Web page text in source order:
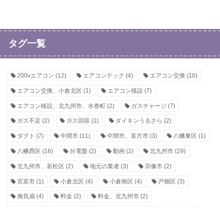
タグ一覧
200vエアコン (12) エアコンテック (4) エアコン交換 (10)
エアコン交換、小倉北区 (1) エアコン移設 (7)
エアコン移設、北九州市、水巻町 (2) ガスチャージ (7)
ガス不足 (2) ガス回収 (1) ダイキンうるさら (2)
ダクト (7) 中間市(11) 中間市、直方市(3) 八幡東区 (1)
八幡西区 (16) 分電盤 (2) 動画(2) 北九州市 (29)
北九州市、若松区 (2) 地元の業者(3) 宗像市(2)
宮若市 (1) 小倉北区 (4) 小倉南区 (4) 戸畑区 (3)
換気扇 (4) 料金 (2) 料金、北九州市(2)